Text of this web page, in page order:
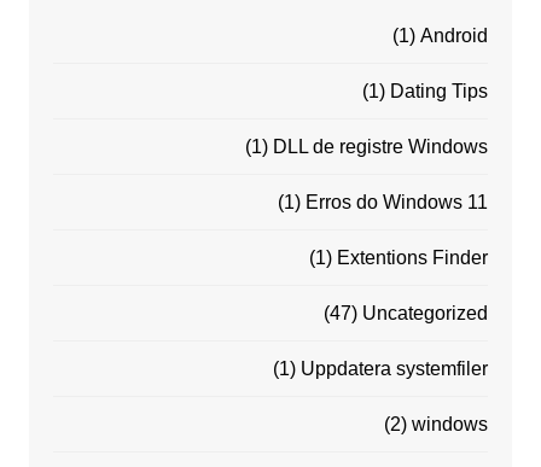
Android
(1)
Dating Tips
(1)
DLL de registre Windows
(1)
Erros do Windows 11
(1)
Extentions Finder
(1)
Uncategorized
(47)
Uppdatera systemfiler
(1)
windows
(2)